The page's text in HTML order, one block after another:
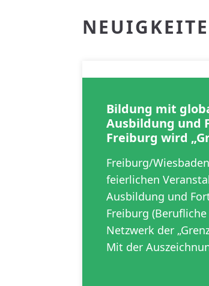
Bildung mit
Ausbildung und
Freiburg wird
Freiburg/
feierlichen
Ausbildung und
Freiburg
Netzwerk der
Mit der